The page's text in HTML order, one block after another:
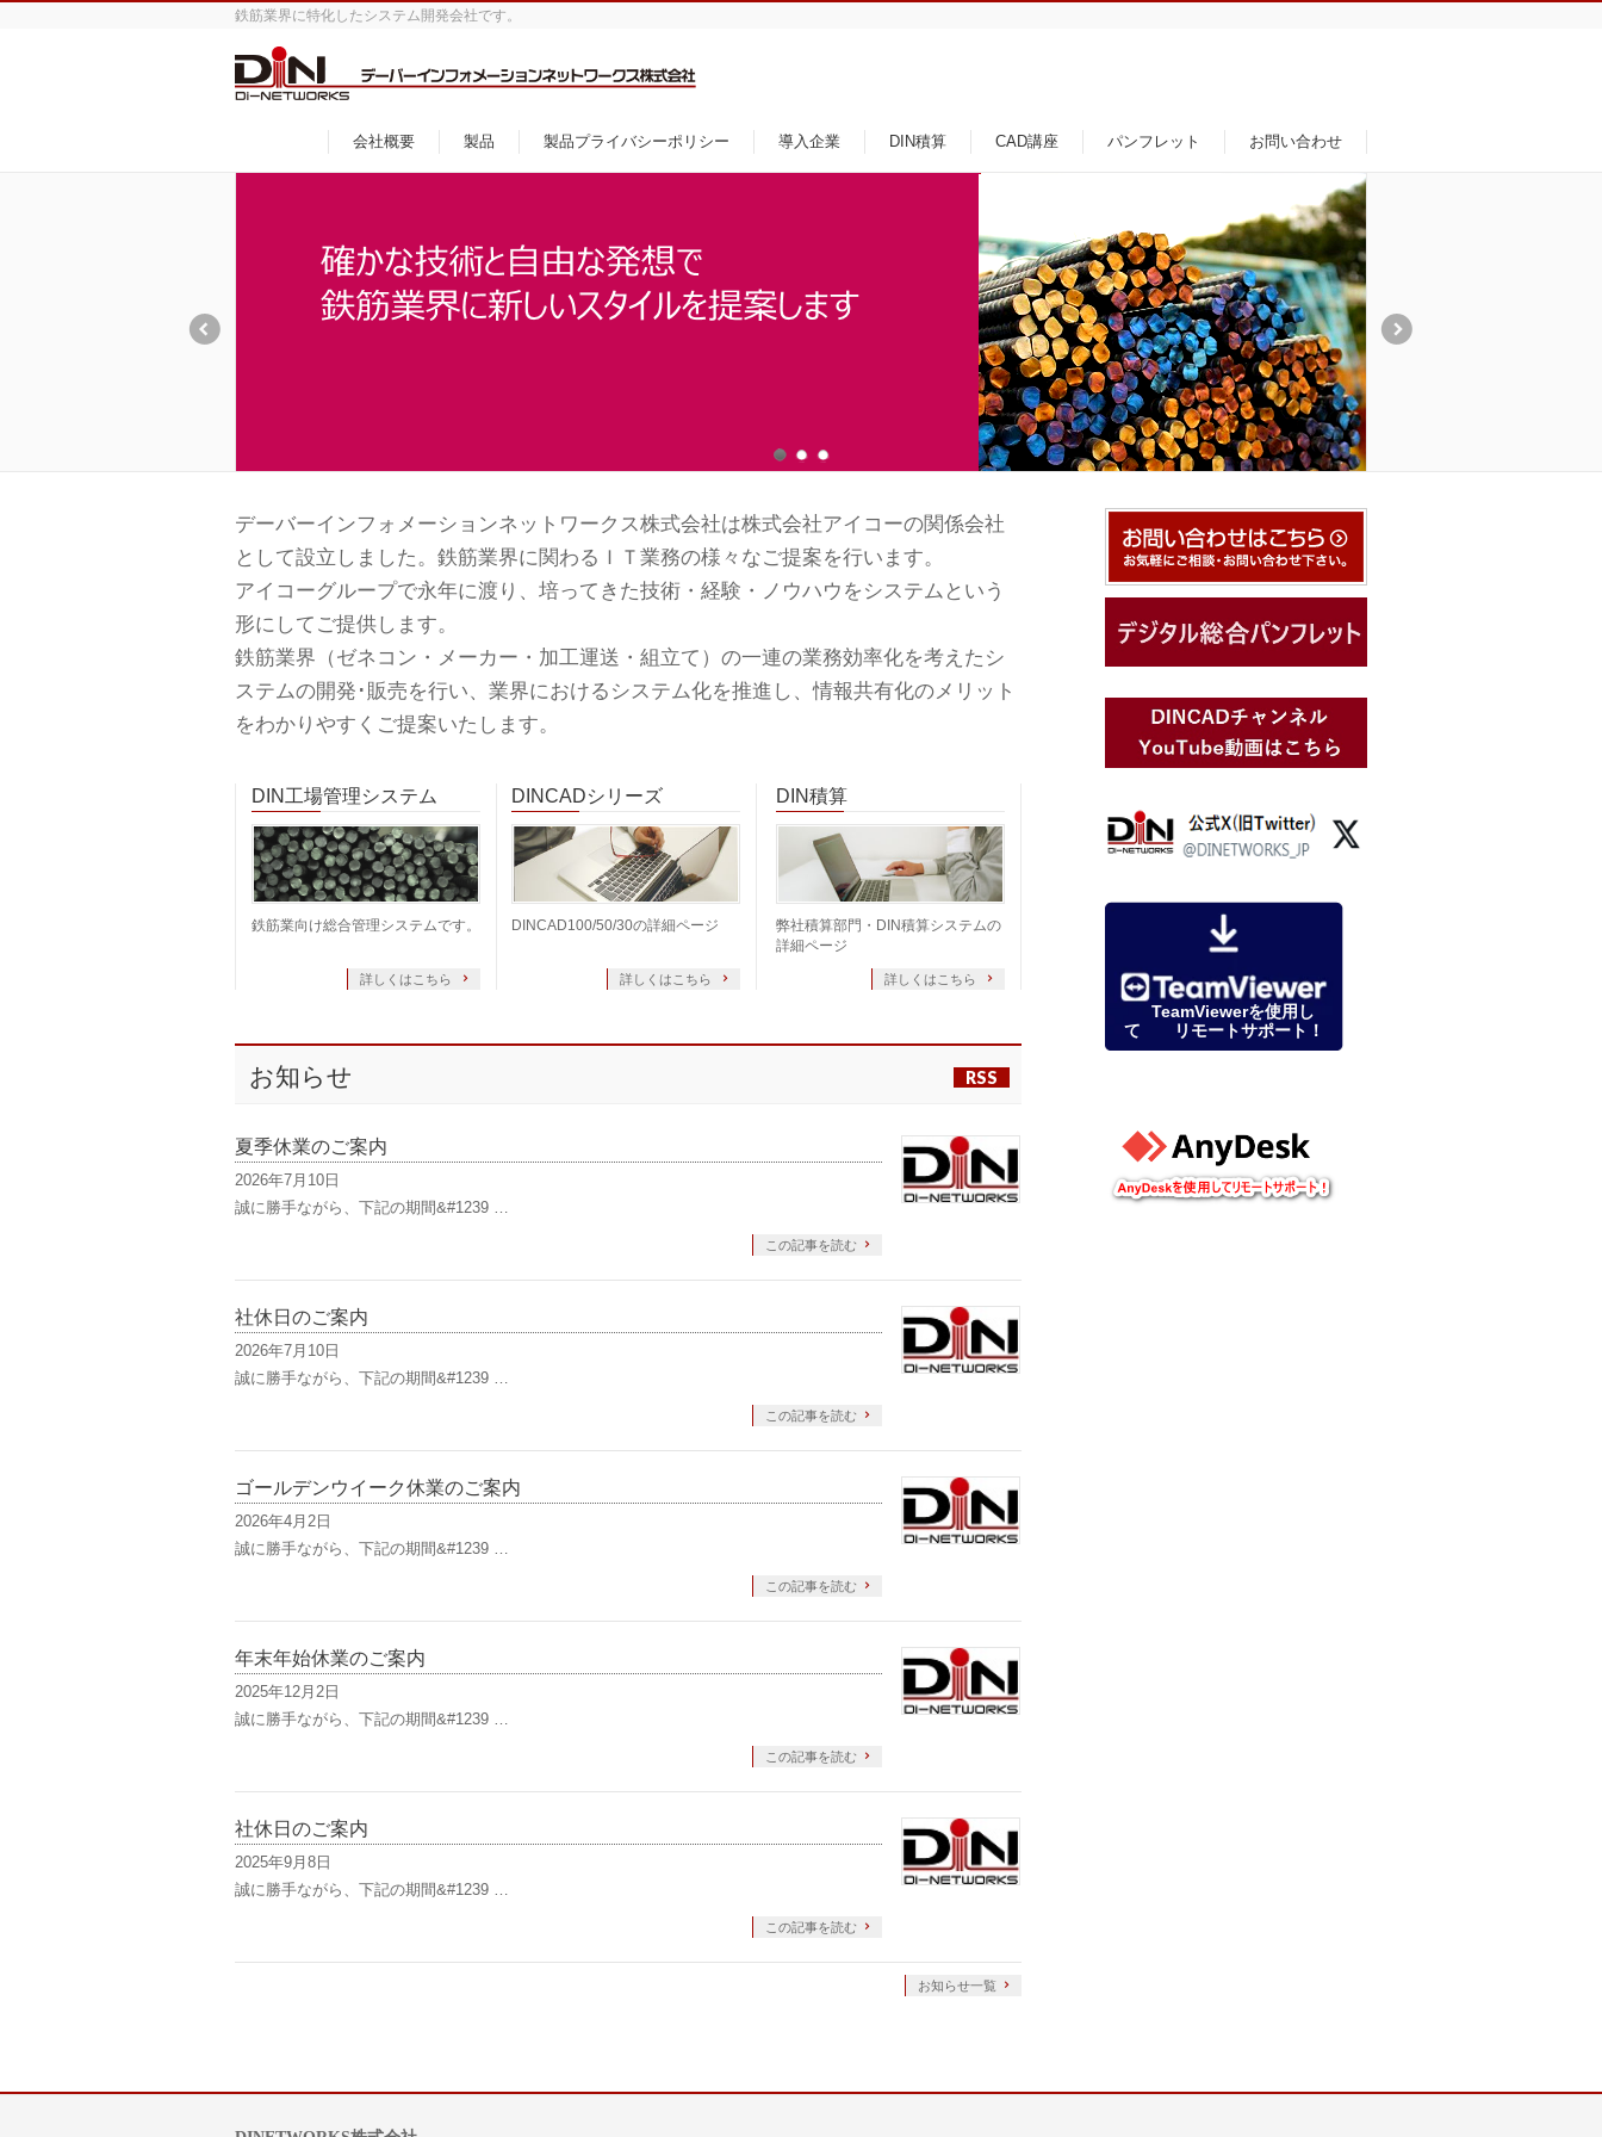
鉄筋業界に特化したシステム開発会社です。
会社概要 製品 製品プライバシーポリシー 導入企業 DIN積算 CAD講座 パンフレット お問い合わせ
デーバーインフォメーションネットワークス株式会社は株式会社アイコーの関係会社
として設立しました。鉄筋業界に関わるＩＴ業務の様々なご提案を行います。
アイコーグループで永年に渡り、培ってきた技術・経験・ノウハウをシステムという
形にしてご提供します。
鉄筋業界（ゼネコン・メーカー・加工運送・組立て）の一連の業務効率化を考えたシ
ステムの開発･販売を行い、業界におけるシステム化を推進し、情報共有化のメリット
をわかりやすくご提案いたします。
DIN工場管理システム
鉄筋業向け総合管理システムです。
詳しくはこちら
DINCADシリーズ
DINCAD100/50/30の詳細ページ
詳しくはこちら
DIN積算
弊社積算部門・DIN積算システムの
詳細ページ
詳しくはこちら
お知らせ RSS
夏季休業のご案内
2026年7月10日
誠に勝手ながら、下記の期間&#1239 …
この記事を読む
社休日のご案内
2026年7月10日
誠に勝手ながら、下記の期間&#1239 …
この記事を読む
ゴールデンウイーク休業のご案内
2026年4月2日
誠に勝手ながら、下記の期間&#1239 …
この記事を読む
年末年始休業のご案内
2025年12月2日
誠に勝手ながら、下記の期間&#1239 …
この記事を読む
社休日のご案内
2025年9月8日
誠に勝手ながら、下記の期間&#1239 …
この記事を読む
お知らせ一覧
TeamViewerを使用し
て リモートサポート！